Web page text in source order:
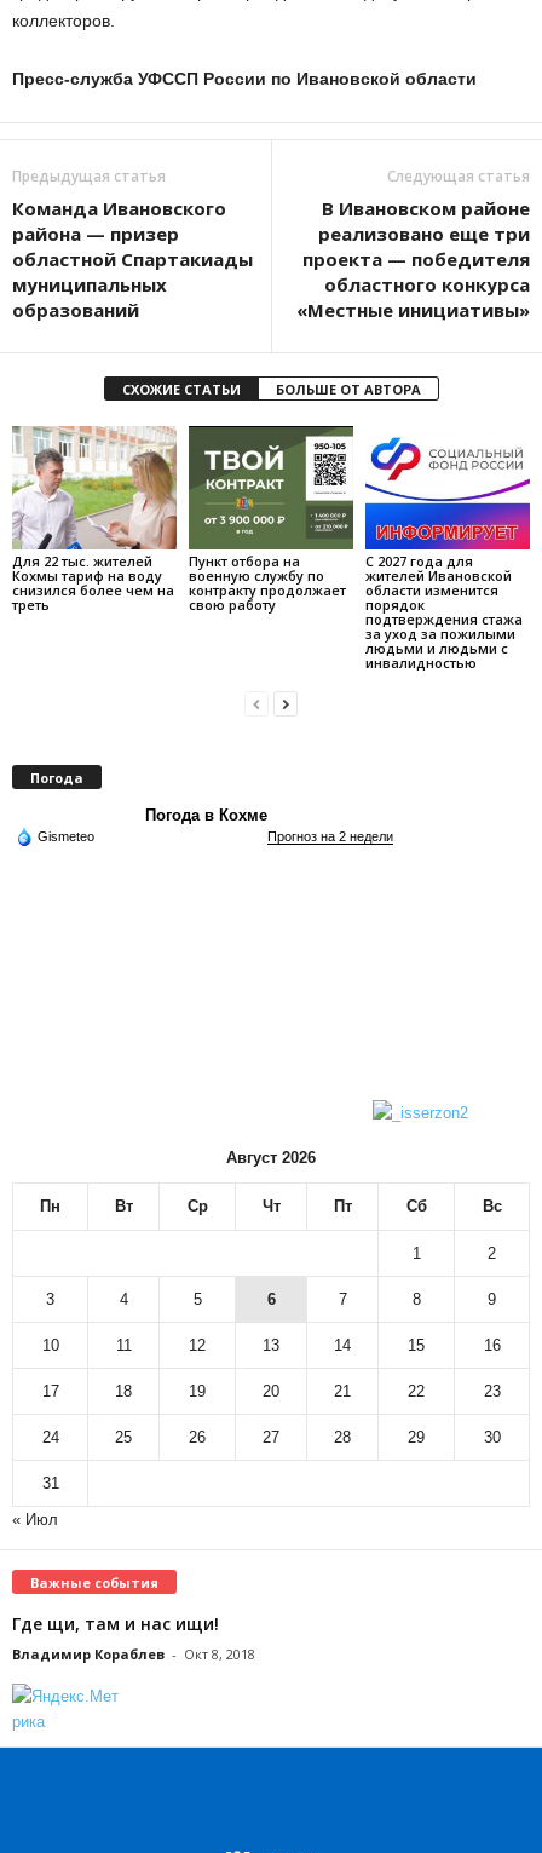
коллекторов.
Пресс-служба УФССП России по Ивановской области
Предыдущая статья
Команда Ивановского
района — призер
областной Спартакиады
муниципальных
образований
Следующая статья
В Ивановском районе
реализовано еще три
проекта — победителя
областного конкурса
«Местные инициативы»
СХОЖИЕ СТАТЬИ БОЛЬШЕ ОТ АВТОРА
Для 22 тыс. жителей
Кохмы тариф на воду
снизился более чем на
треть
Пункт отбора на
военную службу по
контракту продолжает
свою работу
С 2027 года для
жителей Ивановской
области изменится
порядок
подтверждения стажа
за уход за пожилыми
людьми и людьми с
инвалидностью
Погода
Погода в Кохме
Gismeteo Прогноз на 2 недели
Август 2026
Пн Вт Ср Чт Пт Сб Вс
1 2
3 4 5 6 7 8 9
10 11 12 13 14 15 16
17 18 19 20 21 22 23
24 25 26 27 28 29 30
31
« Июл
Важные события
Где щи, там и нас ищи!
Владимир Кораблев - Окт 8, 2018